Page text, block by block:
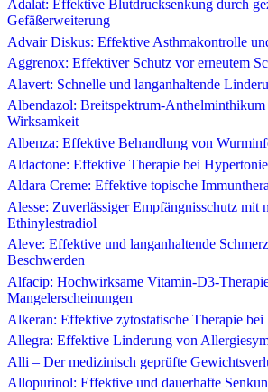
Adalat: Effektive Blutdrucksenkung durch
Gefäßerweiterung
Advair Diskus: Effektive Asthmakontrolle
Aggrenox: Effektiver Schutz vor erneutem
Alavert: Schnelle und langanhaltende
Albendazol: Breitspektrum-Anthelminthikum
Wirksamkeit
Albenza: Effektive Behandlung von
Aldactone: Effektive Therapie bei
Aldara Creme: Effektive topische
Alesse: Zuverlässiger Empfängnisschutz mit
Ethinylestradiol
Aleve: Effektive und langanhaltende
Beschwerden
Alfacip: Hochwirksame Vitamin-D3-
Mangelerscheinungen
Alkeran: Effektive zytostatische Therapie bei
Allegra: Effektive Linderung von
Alli – Der medizinisch geprüfte
Allopurinol: Effektive und dauerhafte